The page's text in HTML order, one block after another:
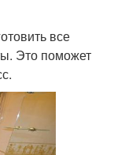
все
Это поможет